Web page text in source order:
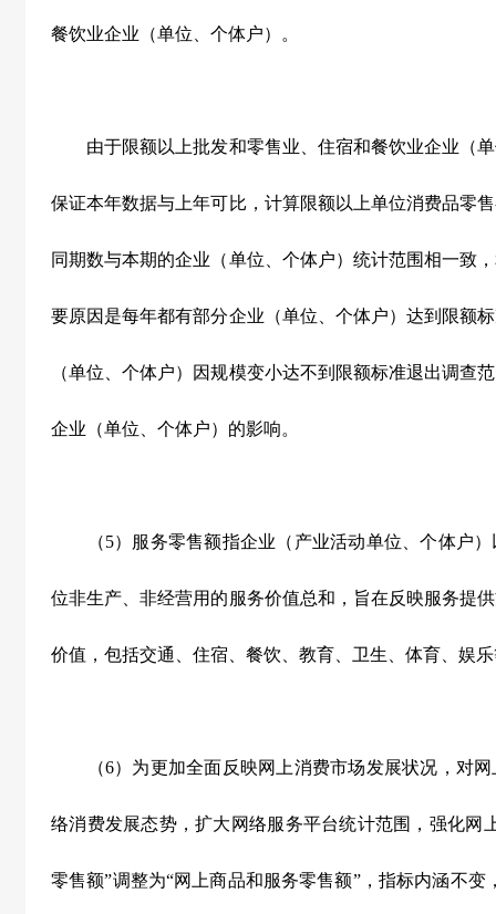
餐饮业企业（单位、个体户）。
由于限额以上批发和零售业、住宿和餐饮业企业（单
保证本年数据与上年可比，计算限额以上单位消费品零
同期数与本期的企业（单位、个体户）统计范围相一致
要原因是每年都有部分企业（单位、个体户）达到限额
（单位、个体户）因规模变小达不到限额标准退出调查
企业（单位、个体户）的影响。
（5）服务零售额指企业（产业活动单位、个体户
位非生产、非经营用的服务价值总和，旨在反映服务提
价值，包括交通、住宿、餐饮、教育、卫生、体育、娱
（6）为更加全面反映网上消费市场发展状况，对
络消费发展态势，扩大网络服务平台统计范围，强化网
零售额”调整为“网上商品和服务零售额”，指标内涵不